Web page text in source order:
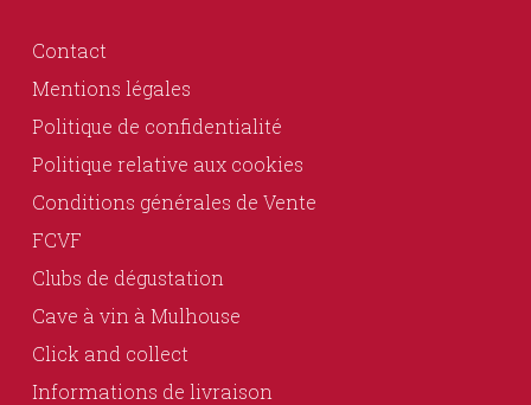
Contact
Mentions légales
Politique de confidentialité
Politique relative aux cookies
Conditions générales de Vente
FCVF
Clubs de dégustation
Cave à vin à Mulhouse
Click and collect
Informations de livraison